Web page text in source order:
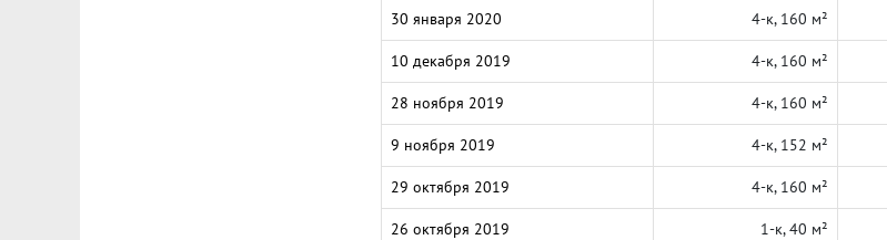
30 января 2020 4-к, 160 м²
10 декабря 2019 4-к, 160 м²
28 ноября 2019 4-к, 160 м²
9 ноября 2019 4-к, 152 м²
29 октября 2019 4-к, 160 м²
26 октября 2019 1-к, 40 м²